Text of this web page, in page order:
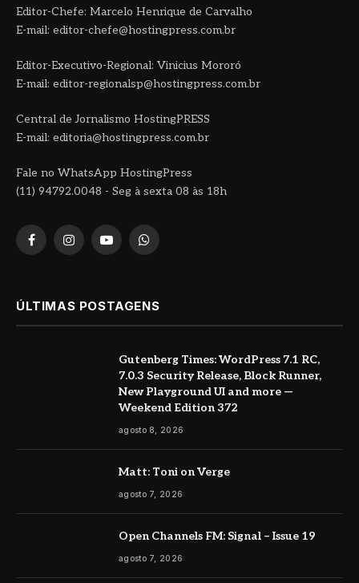
Editor-Chefe: Marcelo Henrique de Carvalho
E-mail: editor-chefe@hostingpress.com.br
Editor-Executivo-Regional: Vinicius Mororó
E-mail: editor-regionalsp@hostingpress.com.br
Central de Jornalismo HostingPRESS
E-mail: editoria@hostingpress.com.br
Fale no WhatsApp HostingPress
(11) 94792.0048 - Seg à sexta 08 às 18h
FacebookInstagramYouTubeWhatsApp
ÚLTIMAS POSTAGENS
Gutenberg Times: WordPress 7.1 RC,
7.0.3 Security Release, Block Runner,
New Playground UI and more —
Weekend Edition 372
agosto 8, 2026
Matt: Toni on Verge
agosto 7, 2026
Open Channels FM: Signal – Issue 19
agosto 7, 2026